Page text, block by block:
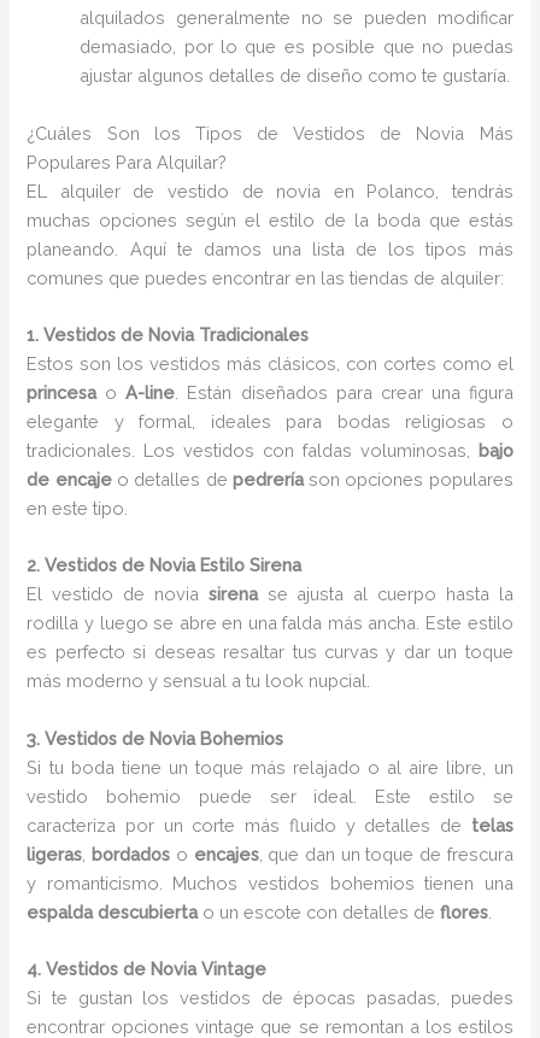
alquilados generalmente no se pueden modificar
demasiado, por lo que es posible que no puedas
ajustar algunos detalles de diseño como te gustaría.
¿Cuáles Son los Tipos de Vestidos de Novia Más
Populares Para Alquilar?
EL alquiler de vestido de novia en Polanco, tendrás
muchas opciones según el estilo de la boda que estás
planeando. Aquí te damos una lista de los tipos más
comunes que puedes encontrar en las tiendas de alquiler:
1. Vestidos de Novia Tradicionales
Estos son los vestidos más clásicos, con cortes como el
princesaoA-line . Están diseñados para crear una figura
elegante y formal, ideales para bodas religiosas o
tradicionales. Los vestidos con faldas voluminosas, bajo
de encajeo detalles de pedreríason opciones populares
en este tipo.
2. Vestidos de Novia Estilo Sirena
El vestido de novia sirenase ajusta al cuerpo hasta la
rodilla y luego se abre en una falda más ancha. Este estilo
es perfecto si deseas resaltar tus curvas y dar un toque
más moderno y sensual a tu look nupcial.
3. Vestidos de Novia Bohemios
Si tu boda tiene un toque más relajado o al aire libre, un
vestido bohemio puede ser ideal. Este estilo se
caracteriza por un corte más fluido y detalles de telas
ligeras bordados o encajes, que dan un toque de frescura
y romanticismo. Muchos vestidos bohemios tienen una
espalda descubiertao un escote con detalles deflores
4. Vestidos de Novia Vintage
Si te gustan los vestidos de épocas pasadas, puedes
encontrar opciones vintage que se remontan a los estilos